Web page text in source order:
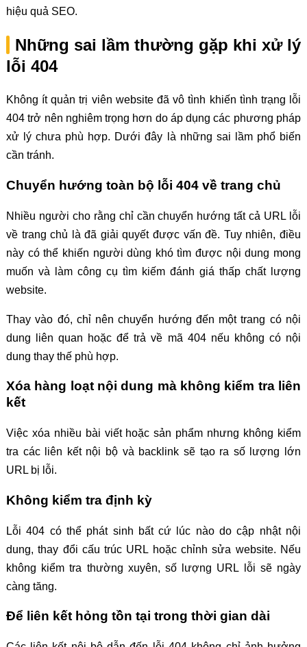
hiệu quả SEO.
Những sai lầm thường gặp khi xử lý
lỗi 404
Không ít quản trị viên website đã vô tình khiến tình trạng lỗi
404 trở nên nghiêm trọng hơn do áp dụng các phương pháp
xử lý chưa phù hợp. Dưới đây là những sai lầm phổ biến
cần tránh.
Chuyển hướng toàn bộ lỗi 404 về trang chủ
Nhiều người cho rằng chỉ cần chuyển hướng tất cả URL lỗi
về trang chủ là đã giải quyết được vấn đề. Tuy nhiên, điều
này có thể khiến người dùng khó tìm được nội dung mong
muốn và làm công cụ tìm kiếm đánh giá thấp chất lượng
website.
Thay vào đó, chỉ nên chuyển hướng đến một trang có nội
dung liên quan hoặc để trả về mã 404 nếu không có nội
dung thay thế phù hợp.
Xóa hàng loạt nội dung mà không kiểm tra liên
kết
Việc xóa nhiều bài viết hoặc sản phẩm nhưng không kiểm
tra các liên kết nội bộ và backlink sẽ tạo ra số lượng lớn
URL bị lỗi.
Không kiểm tra định kỳ
Lỗi 404 có thể phát sinh bất cứ lúc nào do cập nhật nội
dung, thay đổi cấu trúc URL hoặc chỉnh sửa website. Nếu
không kiểm tra thường xuyên, số lượng URL lỗi sẽ ngày
càng tăng.
Để liên kết hỏng tồn tại trong thời gian dài